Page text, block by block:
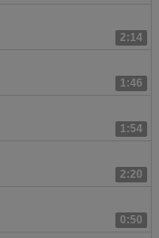
2:14
1:46
1:54
2:20
0:50